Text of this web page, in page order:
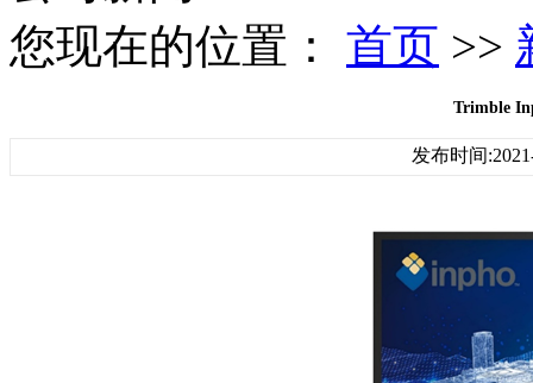
您现在的位置： 首页 >>
Trimble
发布时间